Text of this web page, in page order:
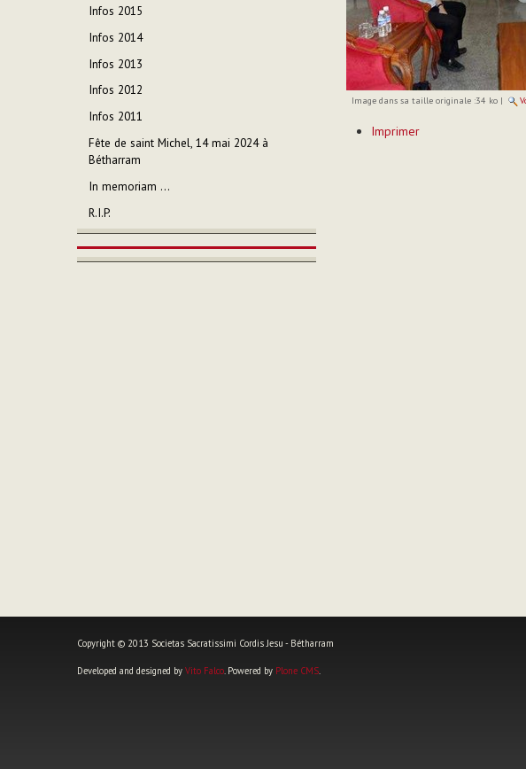
Infos 2015
Infos 2014
Infos 2013
Infos 2012
Infos 2011
Fête de saint Michel, 14 mai 2024 à
Bétharram
In memoriam ...
R.I.P.
Image dans sa taille originale :34 ko|
sur
Imprimer
Copyright © 2013 Societas Sacratissimi Cordis Jesu - Bétharram
Developed and designed by Vito Falco. Powered by Plone CMS.